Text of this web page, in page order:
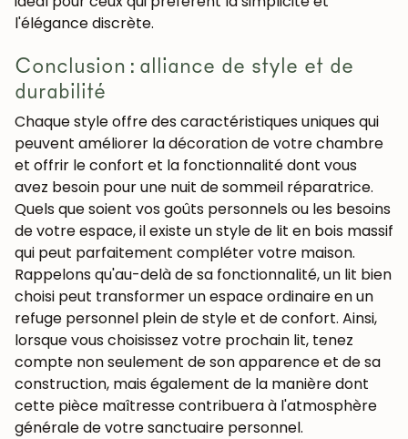
l'élégance discrète.
Conclusion : alliance de style et de
durabilité
Chaque style offre des caractéristiques uniques qui
peuvent améliorer la décoration de votre chambre
et offrir le confort et la fonctionnalité dont vous
avez besoin pour une nuit de sommeil réparatrice.
Quels que soient vos goûts personnels ou les besoins
de votre espace, il existe un style de lit en bois massif
qui peut parfaitement compléter votre maison.
Rappelons qu'au-delà de sa fonctionnalité, un lit bien
choisi peut transformer un espace ordinaire en un
refuge personnel plein de style et de confort. Ainsi,
lorsque vous choisissez votre prochain lit, tenez
compte non seulement de son apparence et de sa
construction, mais également de la manière dont
cette pièce maîtresse contribuera à l'atmosphère
générale de votre sanctuaire personnel.